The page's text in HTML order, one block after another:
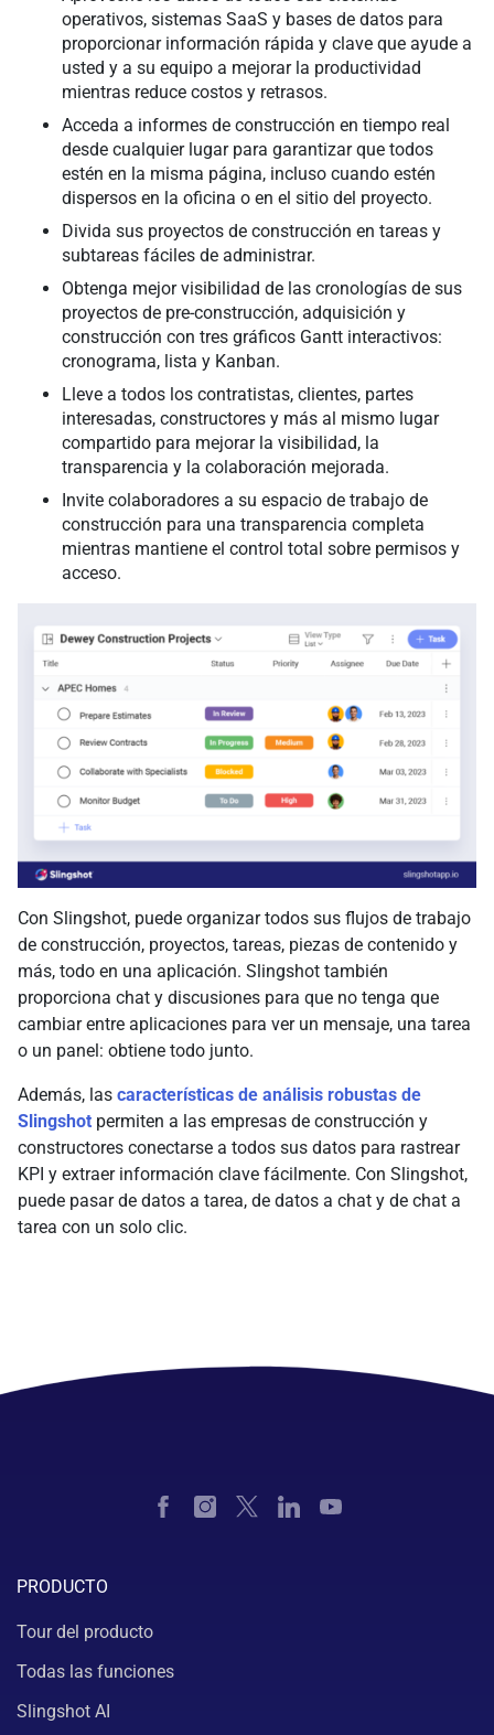
operativos, sistemas SaaS y bases de datos para
proporcionar información rápida y clave que ayude a
usted y a su equipo a mejorar la productividad
mientras reduce costos y retrasos.
Acceda a informes de construcción en tiempo real
desde cualquier lugar para garantizar que todos
estén en la misma página, incluso cuando estén
dispersos en la oficina o en el sitio del proyecto.
Divida sus proyectos de construcción en tareas y
subtareas fáciles de administrar.
Obtenga mejor visibilidad de las cronologías de sus
proyectos de pre-construcción, adquisición y
construcción con tres gráficos Gantt interactivos:
cronograma, lista y Kanban.
Lleve a todos los contratistas, clientes, partes
interesadas, constructores y más al mismo lugar
compartido para mejorar la visibilidad, la
transparencia y la colaboración mejorada.
Invite colaboradores a su espacio de trabajo de
construcción para una transparencia completa
mientras mantiene el control total sobre permisos y
acceso.
Con Slingshot, puede organizar todos sus flujos de trabajo
de construcción, proyectos, tareas, piezas de contenido y
más, todo en una aplicación. Slingshot también
proporciona chat y discusiones para que no tenga que
cambiar entre aplicaciones para ver un mensaje, una tarea
o un panel: obtiene todo junto.
Además, las características de análisis robustas de
Slingshot permiten a las empresas de construcción y
constructores conectarse a todos sus datos para rastrear
KPI y extraer información clave fácilmente. Con Slingshot,
puede pasar de datos a tarea, de datos a chat y de chat a
tarea con un solo clic.
PRODUCTO
Tour del producto
Todas las funciones
Slingshot AI